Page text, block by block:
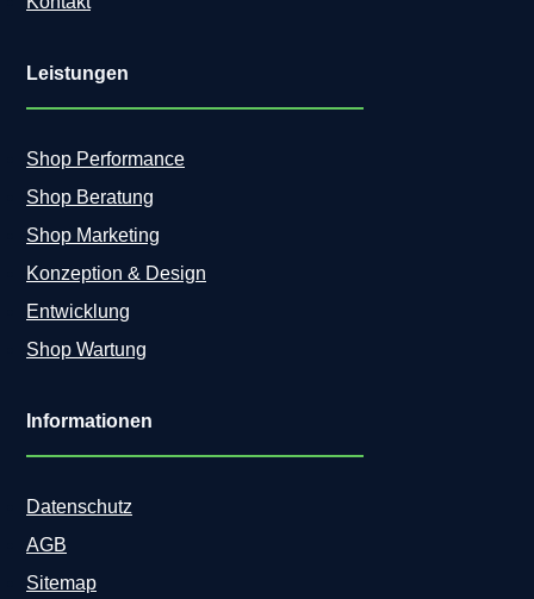
Leistungen
Shop Performance
Shop Beratung
Shop Marketing
Konzeption & Design
Entwicklung
Shop Wartung
Informationen
Datenschutz
AGB
Sitemap